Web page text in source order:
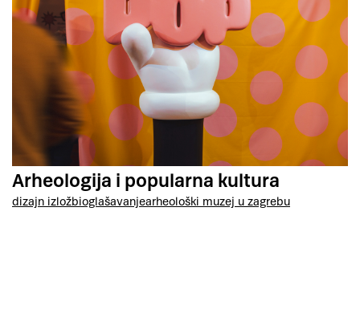
Arheologija i popularna kultura
dizajn izložbioglašavanjearheološki muzej u zagrebu